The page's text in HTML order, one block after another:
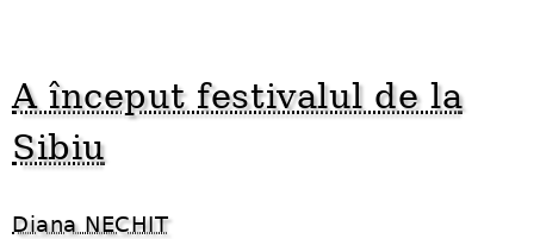
A început festivalul de la
Sibiu
Diana NECHIT